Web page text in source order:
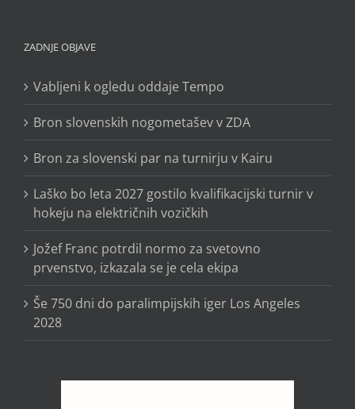
ZADNJE OBJAVE
Vabljeni k ogledu oddaje Tempo
Bron slovenskih nogometašev v ZDA
Bron za slovenski par na turnirju v Kairu
Laško bo leta 2027 gostilo kvalifikacijski turnir v
hokeju na električnih vozičkih
Jožef Franc potrdil normo za svetovno
prvenstvo, izkazala se je cela ekipa
Še 750 dni do paralimpijskih iger Los Angeles
2028